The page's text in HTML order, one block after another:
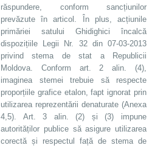
răspundere, conform sancțiunilor
prevăzute în articol. În plus, acțiunile
primăriei satului Ghidighici încalcă
dispozițiile Legii Nr. 32 din 07-03-2013
privind stema de stat a Republicii
Moldova. Conform art. 2 alin. (4),
imaginea stemei trebuie să respecte
proporțiile grafice etalon, fapt ignorat prin
utilizarea reprezentării denaturate (Anexa
4,5). Art. 3 alin. (2) și (3) impune
autorităților publice să asigure utilizarea
corectă și respectul față de stema de